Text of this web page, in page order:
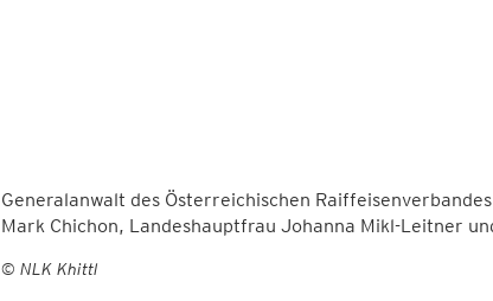
Generalanwalt des Österreichischen
Mark Chichon, Landeshauptfrau Johanna Mikl-Leitner
© NLK Khittl